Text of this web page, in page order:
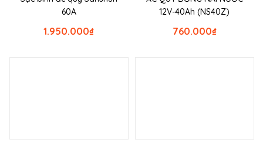
60A
₫
1.950.000
12V-40Ah (NS40Z)
₫
760.000